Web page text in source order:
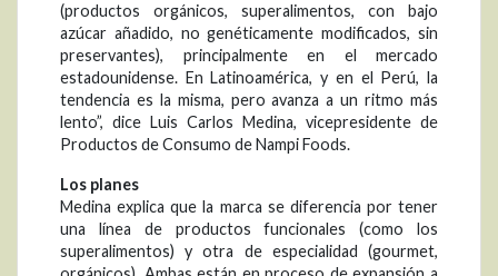
(productos orgánicos, superalimentos, con bajo
azúcar añadido, no genéticamente modificados, sin
preservantes), principalmente en el mercado
estadounidense. En Latinoamérica, y en el Perú, la
tendencia es la misma, pero avanza a un ritmo más
lento”, dice Luis Carlos Medina, vicepresidente de
Productos de Consumo de Nampi Foods.
Los planes
Medina explica que la marca se diferencia por tener
una línea de productos funcionales (como los
superalimentos) y otra de especialidad (gourmet,